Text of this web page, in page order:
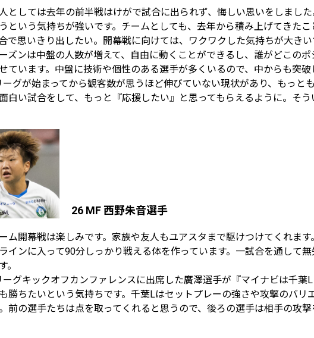
としては去年の前半戦はけがで試合に出られず、悔しい思いをしまし
という気持ちが強いです。チームとしても、去年から積み上げてきた
で思いきり出したい。開幕戦に向けては、ワクワクした気持ちが大きい
ズンは中盤の人数が増えて、自由に動くことができるし、誰がどこの
ています。中盤に技術や個性のある選手が多くいるので、中からも突破
グが始まってから観客数が思うほど伸びていない現状があり、もっと
白い試合をして、もっと『応援したい』と思ってもらえるように。そう
26 MF 西野朱音選手
ム開幕戦は楽しみです。家族や友人もユアスタまで駆けつけてくれま
インに入って90分しっかり戦える体を作っています。一試合を通して
。
グキックオフカンファレンスに出席した廣澤選手が『マイナビは千葉
勝ちたいという気持ちです。千葉Lはセットプレーの強さや攻撃のバ
前の選手たちは点を取ってくれると思うので、後ろの選手は相手の攻